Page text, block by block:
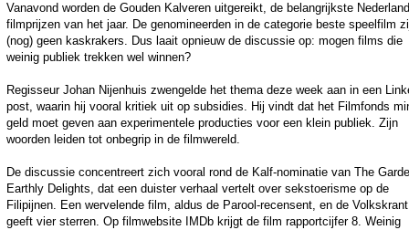
Vanavond worden de Gouden Kalveren uitgereikt, de belangrijkste
filmprijzen van het jaar. De genomineerden in de categorie beste speelfilm
(nog) geen kaskrakers. Dus laait opnieuw de discussie op: mogen films die
weinig publiek trekken wel winnen?
Regisseur Johan Nijenhuis zwengelde het thema deze week aan in een
post, waarin hij vooral kritiek uit op subsidies. Hij vindt dat het Filmfonds
geld moet geven aan experimentele producties voor een klein publiek. Zijn
woorden leiden tot onbegrip in de filmwereld.
De discussie concentreert zich vooral rond de Kalf-nominatie van The
Earthly Delights, dat een duister verhaal vertelt over sekstoerisme op de
Filipijnen. Een wervelende film, aldus de Parool-recensent, en de Volkskrant
geeft vier sterren. Op filmwebsite IMDb krijgt de film rapportcijfer 8. Weinig